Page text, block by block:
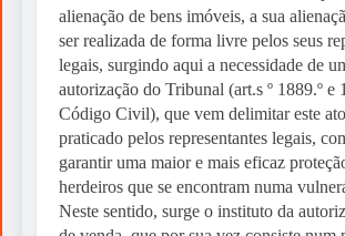
alienação de bens imóveis, a sua
ser realizada de forma livre pelos seus
legais, surgindo aqui a necessidade de
autorização do Tribunal (art.s º 1889.º e
Código Civil), que vem delimitar este
praticado pelos representantes legais,
garantir uma maior e mais eficaz
herdeiros que se encontram numa
Neste sentido, surge o instituto da